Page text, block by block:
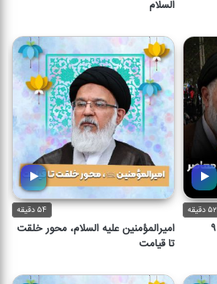
السلام
۵۲ دقیقه ۵۴ دقیقه
امیرالمؤمنین علیه السلام، محور خلقت
تا قیامت